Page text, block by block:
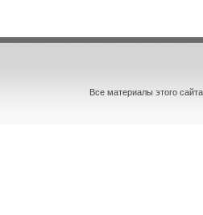
Все материалы этого